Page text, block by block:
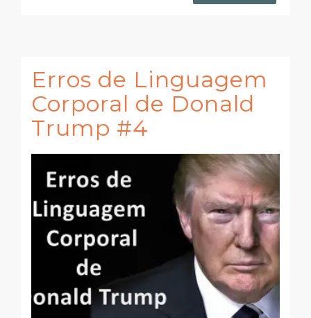
Erros de Linguagem
Corporal de Donald
Trump #4